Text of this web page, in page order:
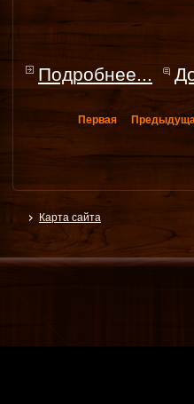
Подробнее...
Первая
Карта сайта